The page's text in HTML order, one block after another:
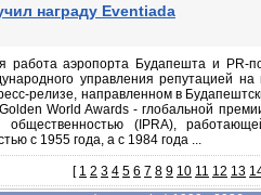
награду Eventiada
работа аэропорта Будапешта и PR-
управления репутацией
релизе, направленном в
World Awards - глобальной
(IPRA),
с 1955 года, а с 1984 года ...
[ 1 2 3 4 5 6 7 8 9 10 11 12 13